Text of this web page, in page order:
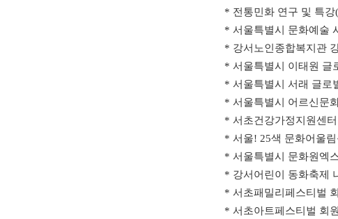
* 전통민화 연구 및 특강
* 서울특별시 문화예술
* 강서노인종합복지관
* 서울특별시 이태원 글
* 서울특별시 서래 글로
* 서울특별시 어르
* 서초건강가정지원
* 서울! 25색 문화어울
* 서울특별시 문화원
* 강서어린이 동화축제
* 서초패밀리페스티벌
* 서초아트페스티벌 회